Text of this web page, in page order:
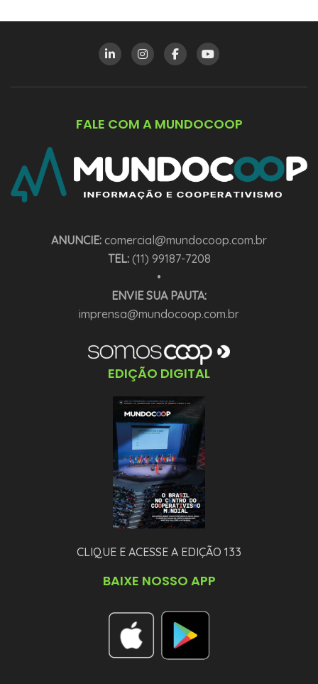
FALE COM A MUNDOCOOP
ANUNCIE: comercial@mundocoop.com.br
TEL:(11) 99187-7208
•
ENVIE SUA PAUTA:
imprensa@mundocoop.com.br
EDIÇÃO DIGITAL
CLIQUE E ACESSE A EDIÇÃO 133
BAIXE NOSSO APP